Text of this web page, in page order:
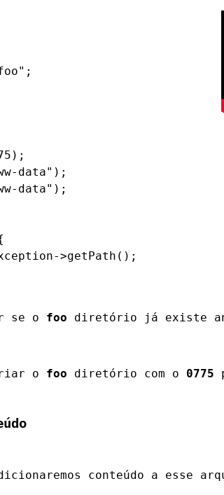
data");
data");
>getPath();
se o foo diretório já existe
o foo diretório com o 0775
conteúdo a esse